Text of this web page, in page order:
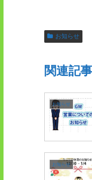
お知らせ
関連記事
お知らせ
お知らせ